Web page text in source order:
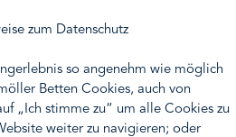
Technologie und
finden, nehmen Sie gern
gern ein Angebot.
zum Datenschutz
so angenehm wie möglich
Betten Cookies, auch von
„Ich stimme zu“ um alle Cookies zu
weiter zu navigieren; oder